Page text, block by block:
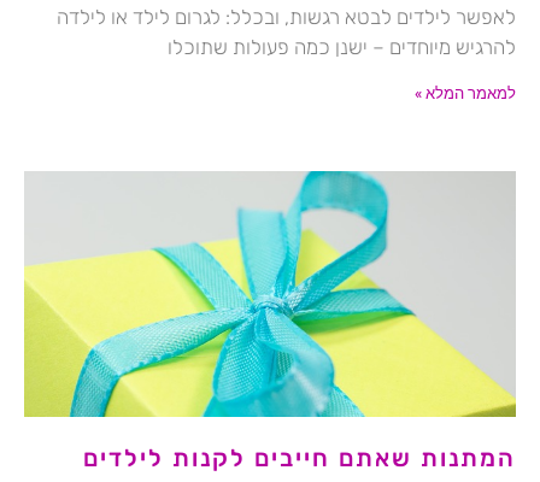
לאפשר לילדים לבטא רגשות, ובכלל: לגרום לילד או לילדה
להרגיש מיוחדים – ישנן כמה פעולות שתוכלו
למאמר המלא »
המתנות שאתם חייבים לקנות לילדים